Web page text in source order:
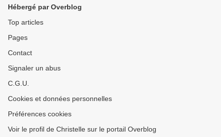
Hébergé par Overblog
Top articles
Pages
Contact
Signaler un abus
C.G.U.
Cookies et données personnelles
Préférences cookies
Voir le profil de Christelle sur le portail Overblog